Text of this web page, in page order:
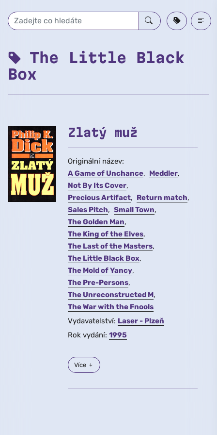
The Little Black
Box
Zlatý muž
Originální název:
A Game of Unchance
Meddler
Not By Its Cover
Precious Artifact
Return match
Sales Pitch
Small Town
The Golden Man
The King of the Elves
The Last of the Masters
The Little Black Box
The Mold of Yancy
The Pre-Persons
The Unreconstructed M
The War with the Fnools
Vydavatelství: Laser - Plzeň
Rok vydání: 1995
Více